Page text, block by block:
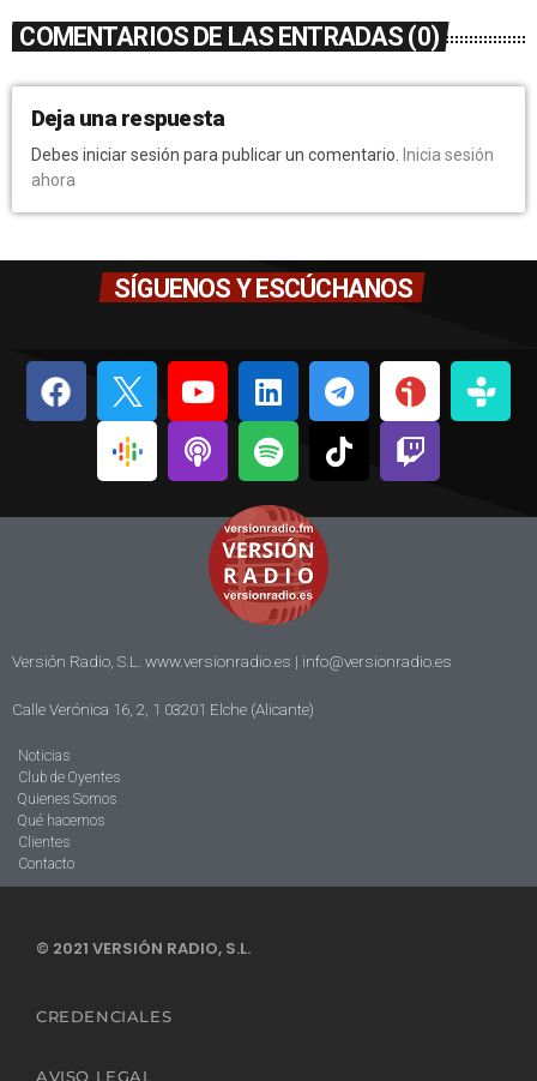
COMENTARIOS DE LAS ENTRADAS (0)
Deja una respuesta
Debes iniciar sesión para publicar un comentario. Inicia sesión
ahora
SÍGUENOS Y ESCÚCHANOS
Versión Radio, S.L. www.versionradio.es | info@versionradio.es
Calle Verónica 16, 2, 1 03201 Elche (Alicante)
Noticias
Club de Oyentes
Quienes Somos
Qué hacemos
Clientes
Contacto
© 2021 VERSIÓN RADIO, S.L.
CREDENCIALES
AVISO LEGAL